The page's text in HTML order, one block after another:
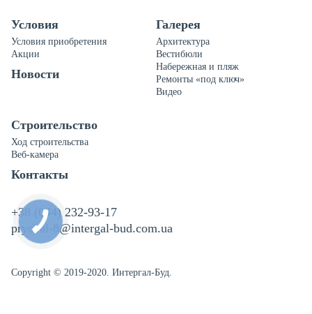
Условия
Условия приобретения
Акции
Новости
Галерея
Архитектура
Вестибюли
Набережная и пляж
Ремонты «под ключ»
Видео
Строительство
Ход строительства
Веб-камера
Контакты
+38 (044) 232-93-17
prychal-8@intergal-bud.com.ua
Copyright © 2019-2020. Интергал-Буд.